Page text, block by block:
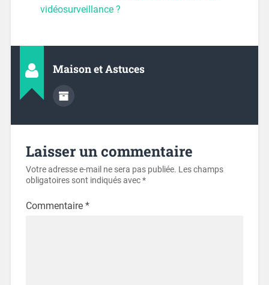
vidéosurveillance ?
Maison et Astuces
Laisser un commentaire
Votre adresse e-mail ne sera pas publiée. Les champs
obligatoires sont indiqués avec*
Commentaire *